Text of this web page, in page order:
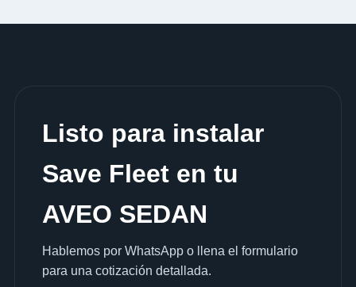
Listo para instalar
Save Fleet en tu
AVEO SEDAN
Hablemos por WhatsApp o llena el formulario
para una cotización detallada.